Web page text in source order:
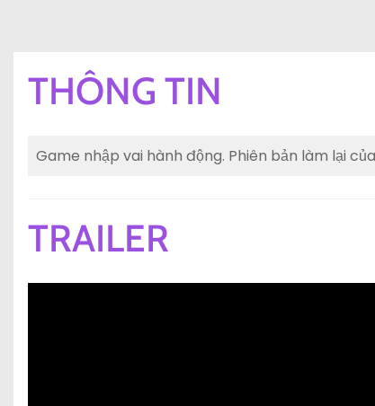
THÔNG TIN
Game nhập vai hành động. Phiên bản làm lại
TRAILER